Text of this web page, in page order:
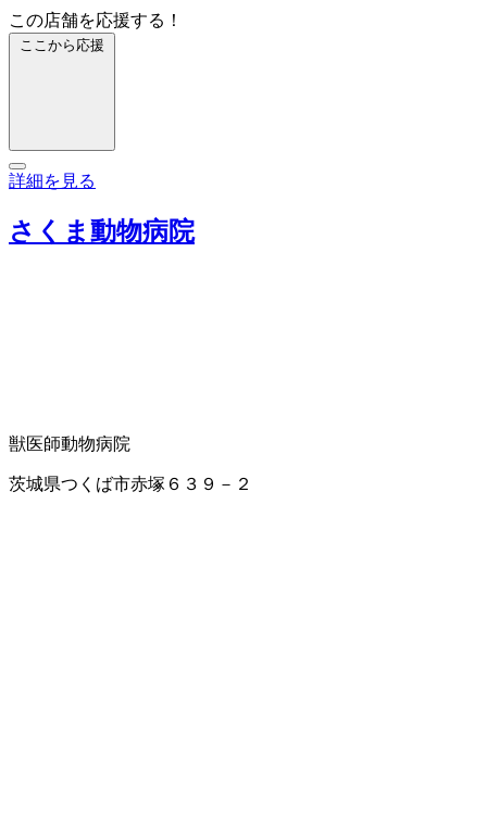
この店舗を応援する！
ここから応援
詳細を見る
さくま動物病院
獣医師動物病院
茨城県つくば市赤塚６３９－２